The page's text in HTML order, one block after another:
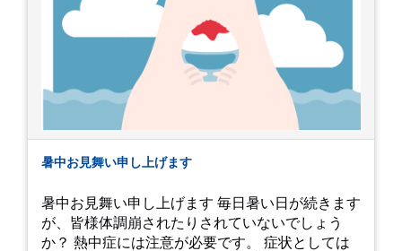
暑中お見舞い申し上げます
暑中お見舞い申し上げます 毎日暑い日が続きます
が、皆様体調崩されたりされていないでしょう
か？ 熱中症には注意が必要です。 症状としては